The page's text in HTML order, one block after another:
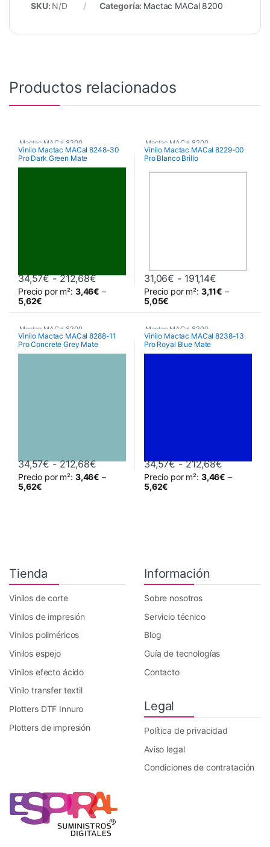
SKU: N/D Categoría: Mactac MACal 8200
Productos relacionados
Mactac MACal 8200
Vinilo Mactac MACal 8248-30
Pro Dark Green Mate
34,57€ - 212,68€Rango de precios: desde 34,57€
Precio por m²: 3,46€ –
5,62€
Este producto tiene múltiples variantes. Las opciones se
Mactac MACal 8200
Vinilo Mactac MACal 8229-00
Pro Blanco Brillo
31,06€ - 191,14€Rango de
Precio por m²: 3,11€ –
5,05€
Este producto tiene múltiples
Mactac MACal 8200
Vinilo Mactac MACal 8288-11
Pro Concrete Grey Mate
34,57€ - 212,68€Rango de precios: desde 34,57€
Precio por m²: 3,46€ –
5,62€
Este producto tiene múltiples variantes. Las opciones se
Mactac MACal 8200
Vinilo Mactac MACal 8238-13
Pro Royal Blue Mate
34,57€ - 212,68€Rango de
Precio por m²: 3,46€ –
5,62€
Este producto tiene múltiples
Tienda
Vinilos de corte
Vinilos de impresión
Vinilos poliméricos
Vinilos espejo
Vinilos efecto ácido
Vinilo transfer textil
Plotters DTF Innuro
Plotters de impresión
Información
Sobre nosotros
Servicio técnico
Blog
Guía de tecnologías
Contacto
Legal
Política de privacidad
Aviso legal
Condiciones de contratación